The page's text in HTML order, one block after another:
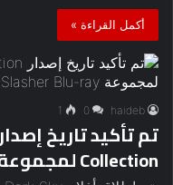
أكمل القراءة »
haideb
0
1
Collection لمجموعة Slasher Blu-ray